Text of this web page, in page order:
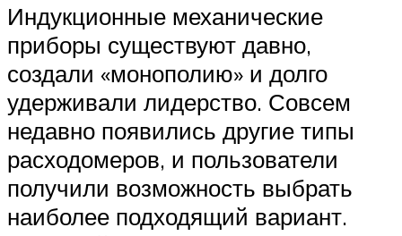
Индукционные механические
приборы существуют давно,
создали «монополию» и долго
удерживали лидерство. Совсем
недавно появились другие типы
расходомеров, и пользователи
получили возможность выбрать
наиболее подходящий вариант.